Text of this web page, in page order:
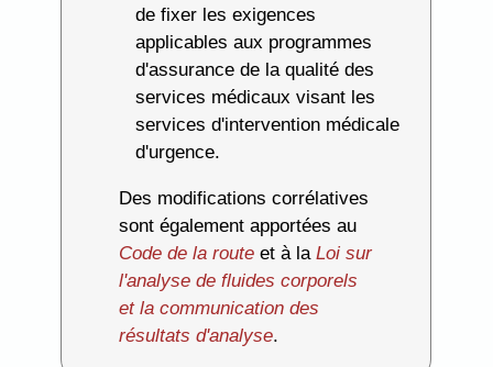
de fixer les exigences
applicables aux programmes
d'assurance de la qualité des
services médicaux visant les
services d'intervention médicale
d'urgence.
Des modifications corrélatives
sont également apportées au
Code de la route et à laLoi sur
l'analyse de fluides corporels
et la communication des
résultats d'analyse.